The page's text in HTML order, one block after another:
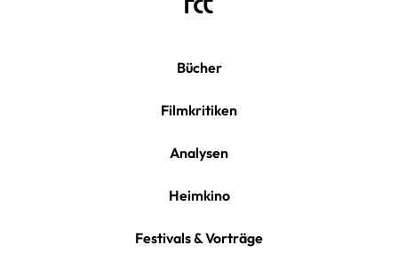
Bücher
Filmkritiken
Analysen
Heimkino
Festivals & Vorträge